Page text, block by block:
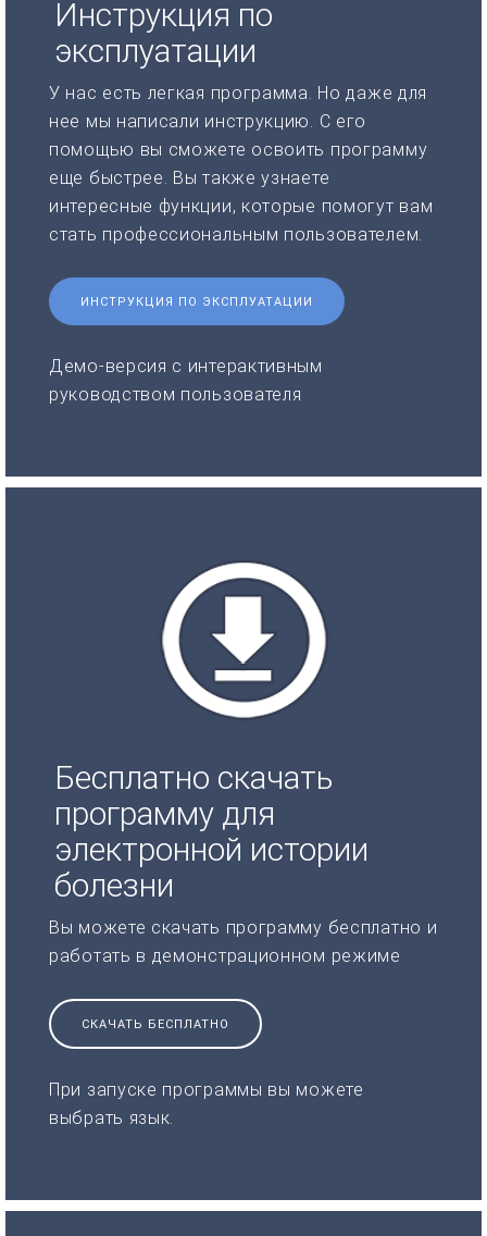
Инструкция по
эксплуатации
У нас есть легкая программа. Но даже для
нее мы написали инструкцию. С его
помощью вы сможете освоить программу
еще быстрее. Вы также узнаете
интересные функции, которые помогут вам
стать профессиональным пользователем.
ИНСТРУКЦИЯ ПО ЭКСПЛУАТАЦИИ
Демо-версия с интерактивным
руководством пользователя
Бесплатно скачать
программу для
электронной истории
болезни
Вы можете скачать программу бесплатно и
работать в демонстрационном режиме
СКАЧАТЬ БЕСПЛАТНО
При запуске программы вы можете
выбрать язык.